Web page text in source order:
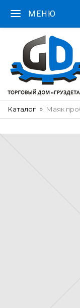
МЕНЮ
Каталог Маяк